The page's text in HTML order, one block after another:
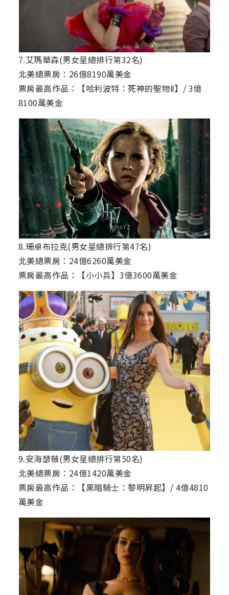
7.艾瑪華森(男女星總排行第32名)
北美總票房：26億8190萬美金
票房最高作品：【哈利波特：死神的聖物Ⅱ】/ 3億
8100萬美金
8.珊卓布拉克(男女星總排行第47名)
北美總票房：24億6260萬美金
票房最高作品：【小小兵】3億3600萬美金
9.安海瑟薇(男女星總排行第50名)
北美總票房：24億1420萬美金
票房最高作品：【黑暗騎士：黎明昇起】/ 4億4810
萬美金